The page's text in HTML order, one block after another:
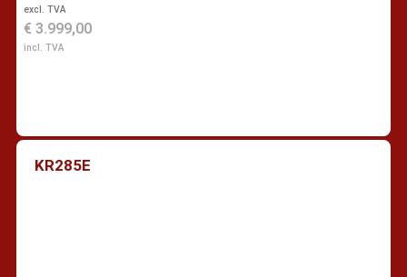
excl. TVA
€ 3.999,00
incl. TVA
KR285E